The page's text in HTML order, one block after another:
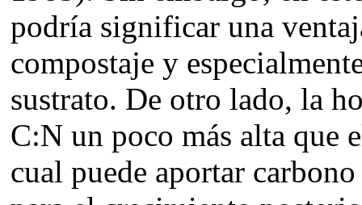
podría significar una
compostaje y
sustrato. De otro lado, la
C:N un poco más alta que
cual puede aportar